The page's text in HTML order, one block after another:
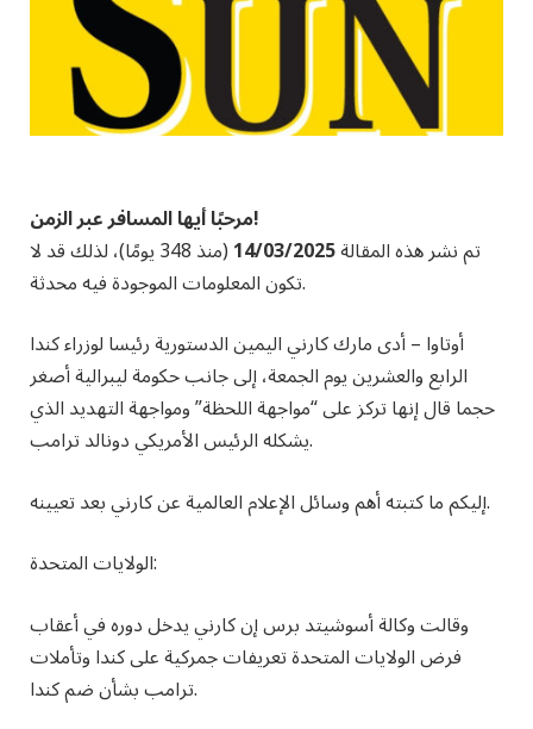
مرحبًا أيها المسافر عبر الزمن!
تم نشر هذه المقالة14/03/2025 (منذ 348 يومًا)، لذلك قد لا
تكون المعلومات الموجودة فيه محدثة.
أوتاوا – أدى مارك كارني اليمين الدستورية رئيسا لوزراء كندا
الرابع والعشرين يوم الجمعة، إلى جانب حكومة ليبرالية أصغر
حجما قال إنها تركز على “مواجهة اللحظة” ومواجهة التهديد الذي
يشكله الرئيس الأمريكي دونالد ترامب.
إليكم ما كتبته أهم وسائل الإعلام العالمية عن كارني بعد تعيينه.
الولايات المتحدة:
وقالت وكالة أسوشيتد برس إن كارني يدخل دوره في أعقاب
فرض الولايات المتحدة تعريفات جمركية على كندا وتأملات
ترامب بشأن ضم كندا.